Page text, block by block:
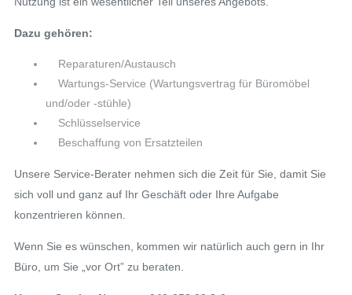
Dazu gehören:
Reparaturen/Austausch
Wartungs-Service (Wartungsvertrag für Büromöbel
und/oder -stühle)
Schlüsselservice
Beschaffung von Ersatzteilen
Unsere Service-Berater nehmen sich die Zeit für Sie, damit Sie
sich voll und ganz auf Ihr Geschäft oder Ihre Aufgabe
konzentrieren können.
Wenn Sie es wünschen, kommen wir natürlich auch gern in Ihr
Büro, um Sie „vor Ort” zu beraten.